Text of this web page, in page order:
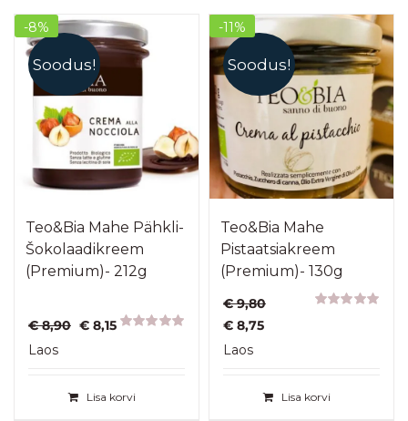
Soodus!
-8%
Teo&Bia Mahe Pähkli-
Šokolaadikreem
(Premium)- 212g
€8,90 Algne
€ 8,15Praegune
Laos
Lisa korvi
Soodus!
-11%
Teo&Bia Mahe
Pistaatsiakreem
(Premium)- 130g
€9,80
Algne
hind
€ 8,75Praegune
Laos
Lisa korvi